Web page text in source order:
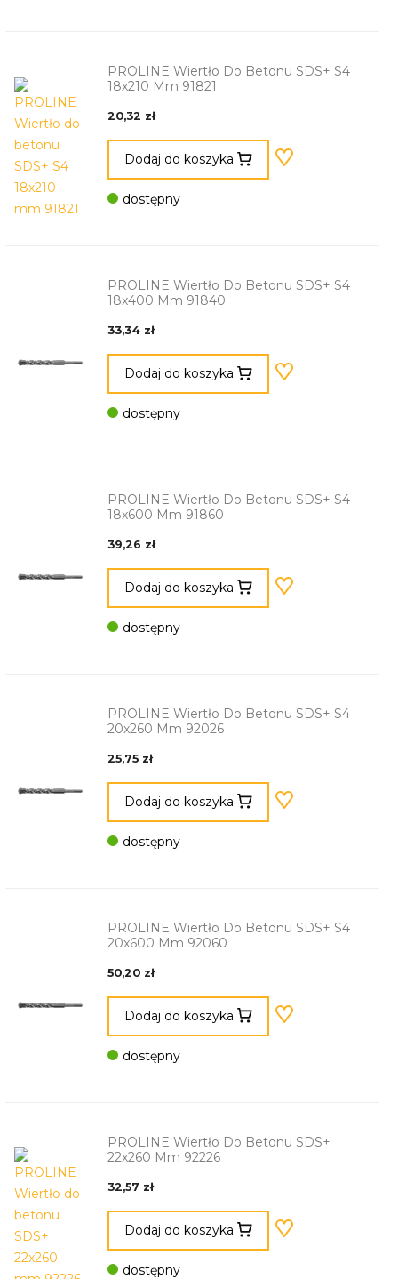
PROLINE Wiertło Do Betonu SDS+ S4
18x210 Mm 91821
20,32 zł
Dodaj do koszyka
dostępny
PROLINE Wiertło Do Betonu SDS+ S4
18x400 Mm 91840
33,34 zł
Dodaj do koszyka
dostępny
PROLINE Wiertło Do Betonu SDS+ S4
18x600 Mm 91860
39,26 zł
Dodaj do koszyka
dostępny
PROLINE Wiertło Do Betonu SDS+ S4
20x260 Mm 92026
25,75 zł
Dodaj do koszyka
dostępny
PROLINE Wiertło Do Betonu SDS+ S4
20x600 Mm 92060
50,20 zł
Dodaj do koszyka
dostępny
PROLINE Wiertło Do Betonu SDS+
22x260 Mm 92226
32,57 zł
Dodaj do koszyka
dostępny